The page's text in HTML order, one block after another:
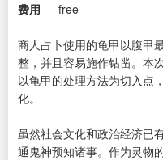
费用
free
商人占卜使用的龟甲以腹甲
整，并且容易施作钻凿。本
以龟甲的处理方法为切入点
化。
虽然社会文化和政治经济已
通鬼神预知诸事。作为灵物